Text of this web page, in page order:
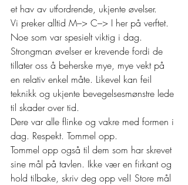
et hav av utfordrende, ukjente øvelser.
Vi preker alltid M–> C–> I her på verftet.
Noe som var spesielt viktig i dag.
Strongman øvelser er krevende fordi de
tillater oss å beherske mye, mye vekt på
en relativ enkel måte. Likevel kan feil
teknikk og ukjente bevegelsesmønstre lede
til skader over tid.
Dere var alle flinke og vakre med formen i
dag. Respekt. Tommel opp.
Tommel opp også til dem som har skrevet
sine mål på tavlen. Ikke vær en firkant og
hold tilbake, skriv deg opp vel! Store mål